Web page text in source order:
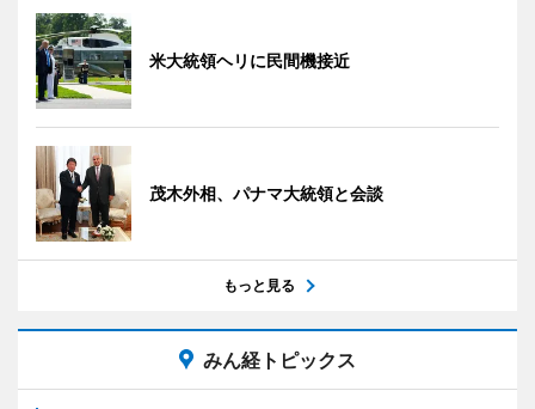
米大統領ヘリに民間機接近
茂木外相、パナマ大統領と会談
もっと見る
みん経トピックス